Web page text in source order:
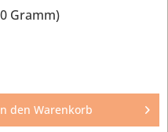
Gramm)
den Warenkorb